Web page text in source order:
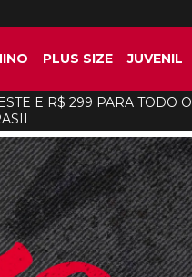
PLUS SIZE JUVENIL
E R$ 299 PARA TODO O